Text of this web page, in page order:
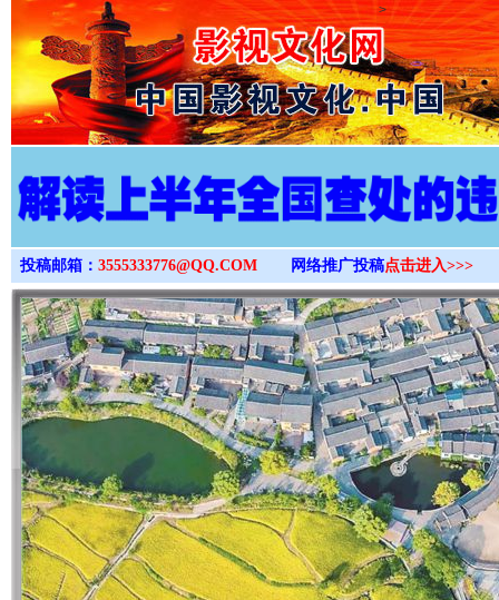
>
投稿邮箱： 3555333776@QQ.COM 网络推广投稿点击进入>>>